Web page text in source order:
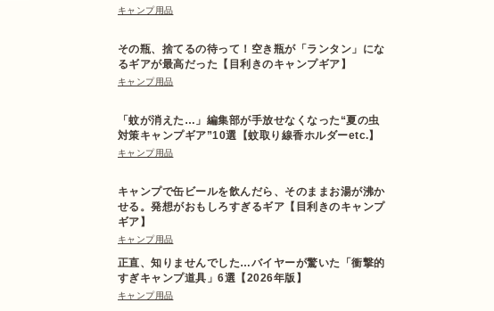
キャンプ用品
その瓶、捨てるの待って！空き瓶が「ランタン」にな
るギアが最高だった【目利きのキャンプギア】
キャンプ用品
「蚊が消えた…」編集部が手放せなくなった“夏の虫
対策キャンプギア”10選【蚊取り線香ホルダーetc.】
キャンプ用品
キャンプで缶ビールを飲んだら、そのままお湯が沸か
せる。発想がおもしろすぎるギア【目利きのキャンプ
ギア】
キャンプ用品
正直、知りませんでした…バイヤーが驚いた「衝撃的
すぎキャンプ道具」6選【2026年版】
キャンプ用品